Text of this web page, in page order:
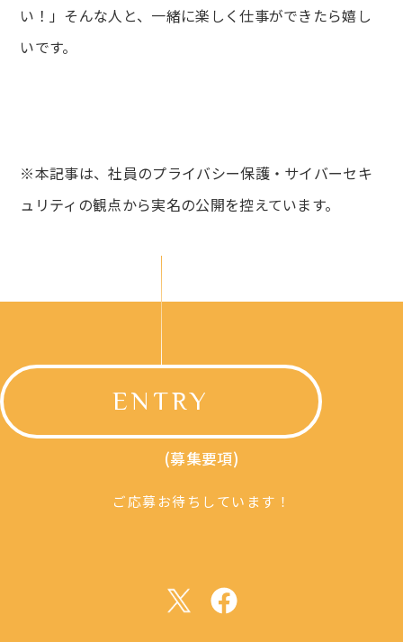
い！」そんな人と、一緒に楽しく仕事ができたら嬉し
いです。
※本記事は、社員のプライバシー保護・サイバーセキ
ュリティの観点から実名の公開を控えています。
ENTRY
(募集要項)
ご応募お待ちしています！